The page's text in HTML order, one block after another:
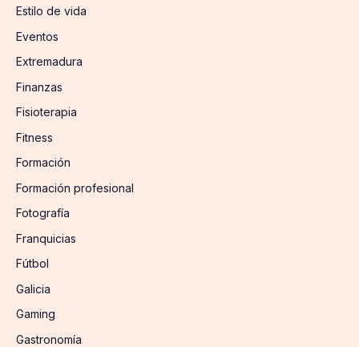
Estilo de vida
Eventos
Extremadura
Finanzas
Fisioterapia
Fitness
Formación
Formación profesional
Fotografía
Franquicias
Fútbol
Galicia
Gaming
Gastronomía